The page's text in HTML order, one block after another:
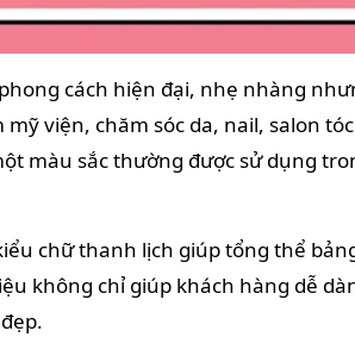
cách hiện đại, nhẹ nhàng
viện, chăm sóc da, nail, salon
màu sắc thường được sử dụng
chữ thanh lịch giúp tổng thể
không chỉ giúp khách hàng dễ